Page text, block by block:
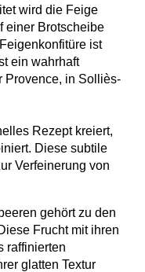
wird die Feige
einer Brotscheibe
ist
ein wahrhaft
Provence, in Solliès-
Rezept kreiert,
Diese subtile
Verfeinerung von
gehört zu den
Frucht mit ihren
raffinierten
glatten Textur